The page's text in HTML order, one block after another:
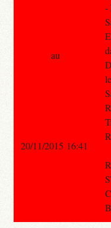
-
au
20/11/2015 16:41